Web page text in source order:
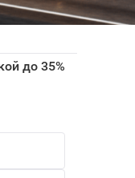
до 35%